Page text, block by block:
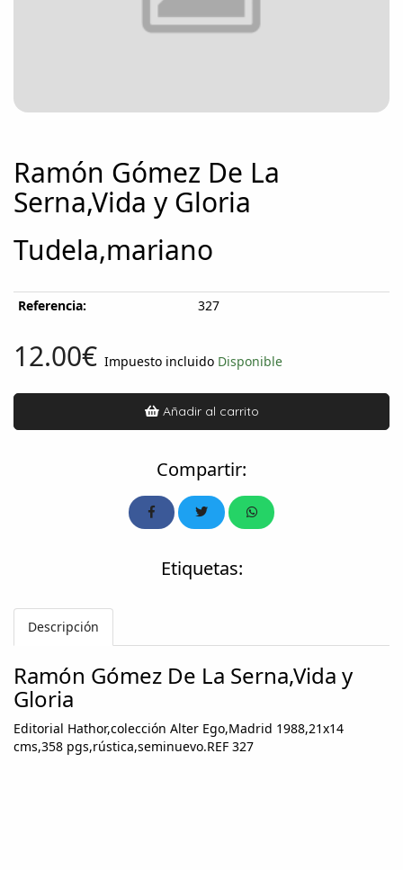
Ramón Gómez De La
Serna,Vida y Gloria
Tudela,mariano
Referencia: 327
12.00€ Impuesto incluido Disponible
Añadir al carrito
Compartir:
Etiquetas:
Descripción
Ramón Gómez De La Serna,Vida y
Gloria
Editorial Hathor,colección Alter Ego,Madrid 1988,21x14
cms,358 pgs,rústica,seminuevo.REF 327